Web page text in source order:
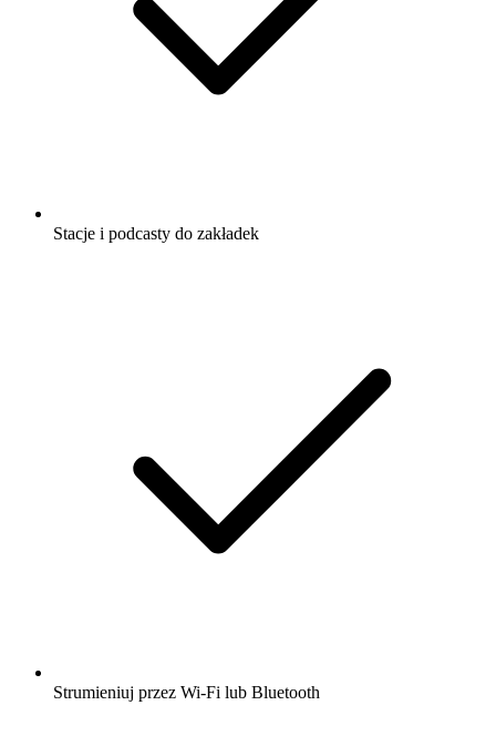
Stacje i podcasty do zakładek
Strumieniuj przez Wi-Fi lub Bluetooth